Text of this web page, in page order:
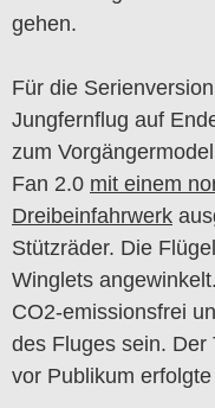
gehen.
Für die Serienversion
Jungfernflug auf
zum
Fan 2.0 mit einem
Dreibeinfahrwerk
Stützräder. Die
Winglets
CO2-emissionsfrei
des Fluges sein. Der
vor Publikum